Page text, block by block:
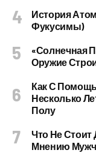
История
Фукусимы)
«Солнечная
Оружие
Как С
Несколько
Полу
Что Не
Мнению